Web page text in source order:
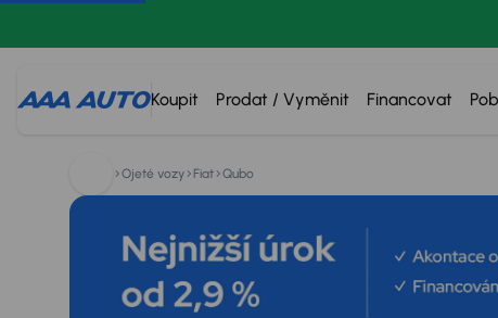
Koupit Prodat / Vyměnit Financovat
Hledáte: Zrušit vše
Ojeté vozy Fiat Qubo